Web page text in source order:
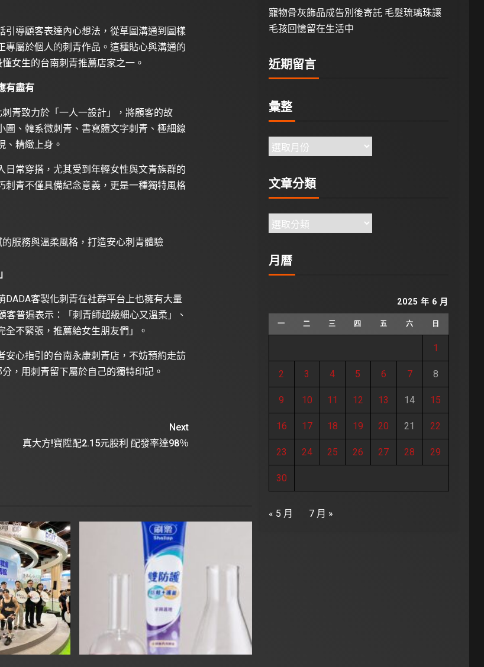
導顧客表達內心想法，從草圖溝通到圖樣
屬於個人的刺青作品。這種貼心與溝通的
女生的台南刺青推薦店家之一。
有盡有
青致力於「一人一設計」，將顧客的故
、韓系微刺青、書寫體文字刺青、極細線
、精緻上身。
常穿搭，尤其受到年輕女性與文青族群的
青不僅具備紀念意義，更是一種獨特風格
服務與溫柔風格，打造安心刺青體驗
客製化刺青在社群平台上也擁有大量
客普遍表示：「刺青師超級細心又溫柔」、
全不緊張，推薦給女生朋友們」。
心指引的台南永康刺青店，不妨預約走訪
，用刺青留下屬於自己的獨特印記。
Next
真大方!寶陞配2.15元股利 配發率達98％
寵物骨灰飾品成告別後寄託 毛髮琉璃珠讓
毛孩回憶留在生活中
近期留言
彙整
文章分類
月曆
2025 年 6 月
一 二 三 四 五 六 日
1
2 3 4 5 6 7 8
9 10 11 12 13 14 15
16 17 18 19 20 21 22
23 24 25 26 27 28 29
30
« 5 月 7 月 »